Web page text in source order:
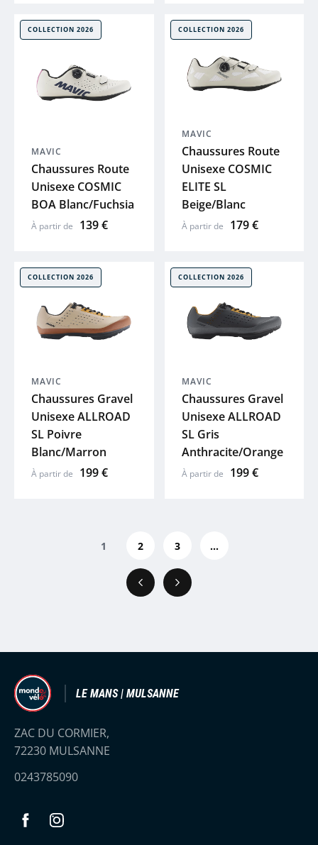
EIGHTSHOT
Voir tout
COLLECTION 2026
MAVIC
Chaussures Route
Unisexe COSMIC
BOA Blanc/Fuchsia
À partir de 139 €
COLLECTION 2026
MAVIC
Chaussures Route
Unisexe COSMIC
ELITE SL
Beige/Blanc
À partir de 179 €
COLLECTION 2026
MAVIC
Chaussures Gravel
Unisexe ALLROAD
SL Poivre
Blanc/Marron
À partir de 199 €
COLLECTION 2026
MAVIC
Chaussures Gravel
Unisexe ALLROAD
SL Gris
Anthracite/Orange
À partir de 199 €
Précédent
1 2 3 ...
Suivant
LE MANS | MULSANNE
ZAC DU CORMIER,
72230 MULSANNE
0243785090